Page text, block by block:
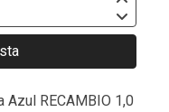
RECAMBIO 1,0